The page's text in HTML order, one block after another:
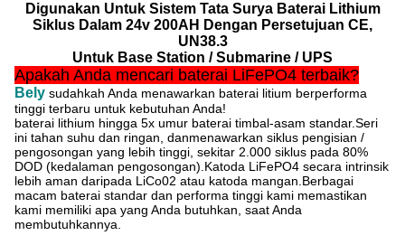
Digunakan Untuk Sistem Tata Surya Baterai Lithium
Siklus Dalam 24v 200AH Dengan Persetujuan CE,
UN38.3
Untuk Base Station / Submarine / UPS
Apakah Anda mencari baterai LiFePO4 terbaik?
Bely sudahkah Anda menawarkan baterai litium berperforma
tinggi terbaru untuk kebutuhan Anda!
baterai lithium hingga 5x umur baterai timbal-asam standar.Seri
ini tahan suhu dan ringan, danmenawarkan siklus pengisian /
pengosongan yang lebih tinggi, sekitar 2.000 siklus pada 80%
DOD (kedalaman pengosongan).Katoda LiFePO4 secara intrinsik
lebih aman daripada LiCo02 atau katoda mangan.Berbagai
macam baterai standar dan performa tinggi kami memastikan
kami memiliki apa yang Anda butuhkan, saat Anda
membutuhkannya.